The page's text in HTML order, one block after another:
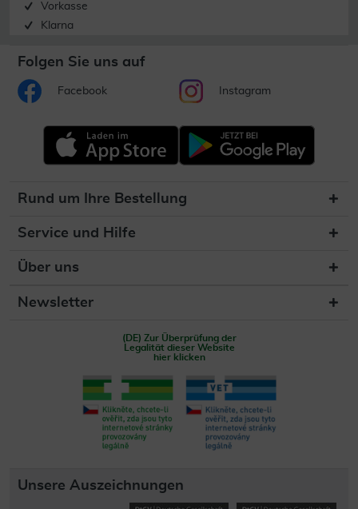
Vorkasse
Klarna
Folgen Sie uns auf
Facebook Instagram
Rund um Ihre Bestellung
Service und Hilfe
Über uns
Newsletter
(DE) Zur Überprüfung der
Legalität dieser Website
hier klicken
Unsere Auszeichnungen